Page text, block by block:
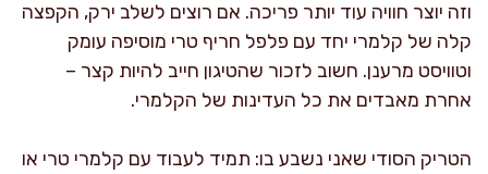
וזה יוצר חוויה עוד יותר פריכה. אם רוצים לשלב ירק, הקפצה
קלה של קלמרי יחד עם פלפל חריף טרי מוסיפה עומק
וטוויסט מרענן. חשוב לזכור שהטיגון חייב להיות קצר –
אחרת מאבדים את כל העדינות של הקלמרי.
הטריק הסודי שאני נשבע בו: תמיד לעבוד עם קלמרי טרי או